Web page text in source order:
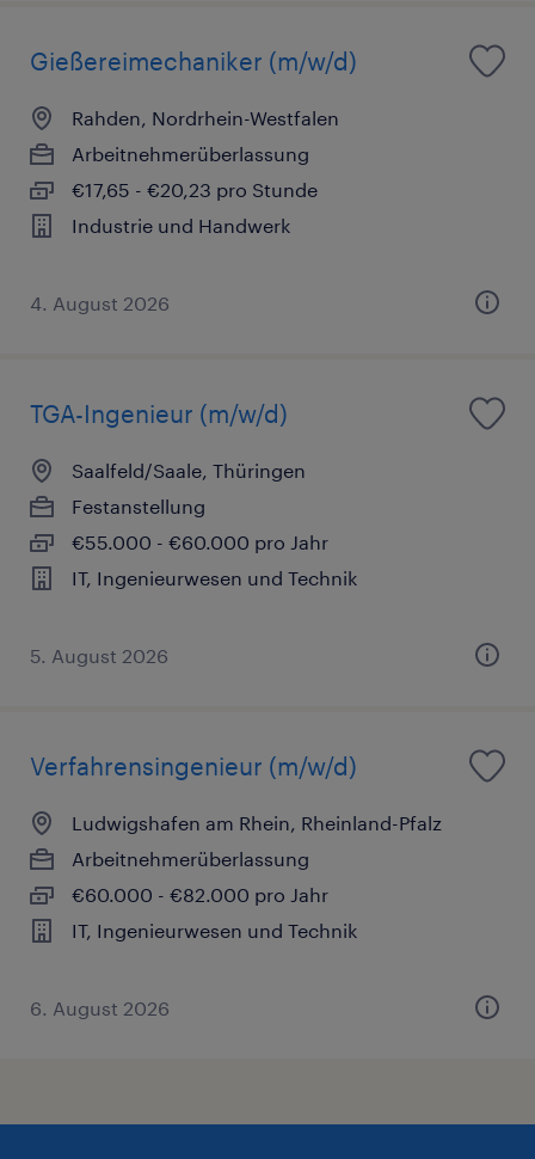
Gießereimechaniker (m/w/d)
Rahden, Nordrhein-Westfalen
Arbeitnehmerüberlassung
€17,65 - €20,23 pro Stunde
Industrie und Handwerk
4. August 2026
TGA-Ingenieur (m/w/d)
Saalfeld/Saale, Thüringen
Festanstellung
€55.000 - €60.000 pro Jahr
IT, Ingenieurwesen und Technik
5. August 2026
Verfahrensingenieur (m/w/d)
Ludwigshafen am Rhein, Rheinland-Pfalz
Arbeitnehmerüberlassung
€60.000 - €82.000 pro Jahr
IT, Ingenieurwesen und Technik
6. August 2026